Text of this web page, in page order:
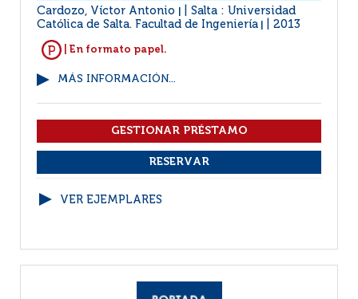
Cardozo, Víctor Antonio
Salta : Universidad
Católica de Salta. Facultad de Ingeniería
2013
| En formato papel.
MÁS INFORMACIÓN...
VER EJEMPLARES